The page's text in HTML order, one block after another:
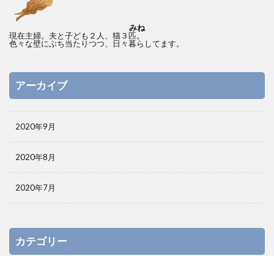
みね
現在主婦。夫と子ども２人、猫３匹。
色々な壁にぶち当たりつつ、日々暮らしてます。
アーカイブ
2020年9月
2020年8月
2020年7月
カテゴリー